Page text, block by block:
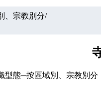
、宗教別分/
型態─按區域別、宗教別分